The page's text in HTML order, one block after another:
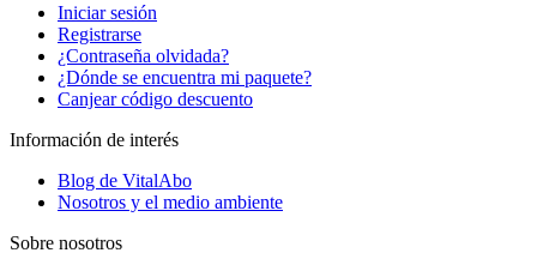
Iniciar sesión
Registrarse
¿Contraseña olvidada?
¿Dónde se encuentra mi paquete?
Canjear código descuento
Información de interés
Blog de VitalAbo
Nosotros y el medio ambiente
Sobre nosotros